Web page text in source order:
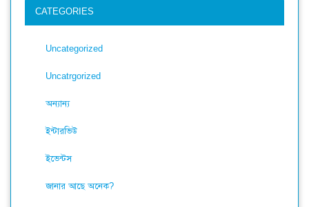
CATEGORIES
Uncategorized
Uncatrgorized
অন্যান্য
ইন্টারভিউ
ইভেন্টস
জানার আছে অনেক?